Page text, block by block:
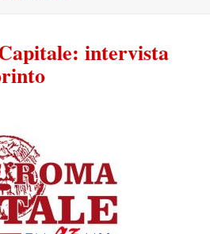
intervista